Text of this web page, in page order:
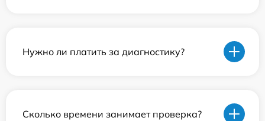
Нужно ли платить за диагностику?
Сколько времени занимает проверка?